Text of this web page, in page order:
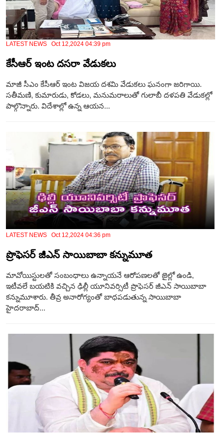
LATEST NEWS Oct 12,2024 04:39 pm
కేసీఆర్ ఇంట దసరా వేడుకలు
మాజీ సీఎం కేసీఆర్ ఇంట విజయ దశమి వేడుకలు ఘనంగా జరిగాయి.
సతీమణి, కుమారుడు, కోడలు, మనుమరాలుతో గులాబీ దళపతి వేడుకల్లో
పాల్గొన్నారు. విదేశాల్లో ఉన్న ఆయన...
LATEST NEWS Oct 12,2024 04:36 pm
ప్రొఫెసర్ జీఎన్ సాయిబాబా కన్నుమూత
మావోయిస్టులతో సంబంధాలు ఉన్నాయనే ఆరోపణలతో జైల్లో ఉండి,
ఇటీవలే బయటికి వచ్చిన ఢిల్లీ యూనివర్సిటీ ప్రొఫెసర్ జీఎన్ సాయిబాబా
కన్నుమూశారు. తీవ్ర అనారోగ్యంతో బాధపడుతున్న సాయిబాబా
హైదరాబాద్...